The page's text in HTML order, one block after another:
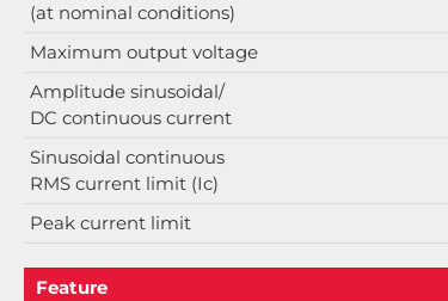
(at nominal conditions)
Maximum output voltage
Amplitude sinusoidal/
DC continuous current
Sinusoidal continuous
RMS current limit (Ic)
Peak current limit
Feature